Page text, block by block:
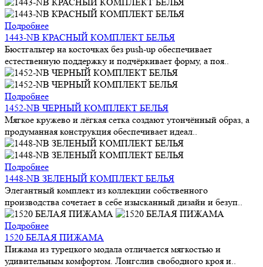
Подробнее
1443-NB КРАСНЫЙ КОМПЛЕКТ БЕЛЬЯ
Бюстгальтер на косточках без push-up обеспечивает
естественную поддержку и подчёркивает форму, а поя..
Подробнее
1452-NB ЧЕРНЫЙ КОМПЛЕКТ БЕЛЬЯ
Мягкое кружево и лёгкая сетка создают утончённый образ, а
продуманная конструкция обеспечивает идеал..
Подробнее
1448-NB ЗЕЛЕНЫЙ КОМПЛЕКТ БЕЛЬЯ
Элегантный комплект из коллекции собственного
производства сочетает в себе изысканный дизайн и безуп..
Подробнее
1520 БЕЛАЯ ПИЖАМА
Пижама из турецкого модала отличается мягкостью и
удивительным комфортом. Лонгслив свободного кроя и..